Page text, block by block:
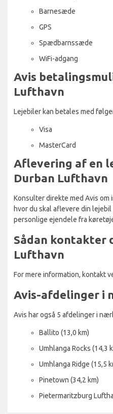
Barnesæde
GPS
Spædbarnssæde
WiFi-adgang
Avis
Lufthavn
Lejebiler kan betales med
Visa
MasterCard
Aflevering af en
Durban Lufthavn
Konsulter direkte med Avis om
hvor du skal aflevere din
personlige ejendele fra
Sådan kontakter
Lufthavn
For mere information, kontakt
Avis-afdelinger i
Avis har også 5 afdelinger i
Ballito (13,0 km)
Umhlanga Rocks (14,3
Umhlanga Ridge (15,5
Pinetown (34,2 km)
Pietermaritzburg